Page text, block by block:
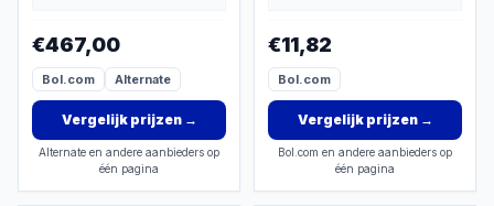
€467,00
Bol.com Alternate
Vergelijk prijzen→
Alternate en andere aanbieders op
één pagina
€11,82
Bol.com
Vergelijk prijzen→
Bol.com en andere aanbieders op
één pagina